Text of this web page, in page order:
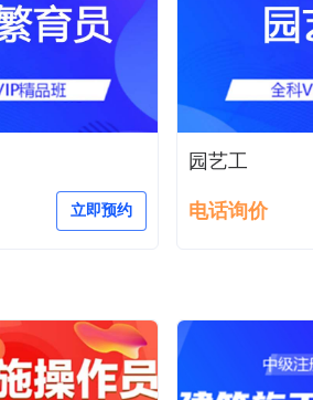
立即预约
园艺工
电话询价